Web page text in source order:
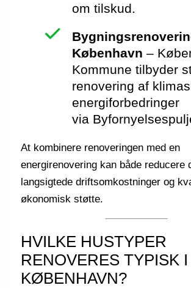
om tilskud.
København –
Kommune tilbyder
renovering af
energiforbedringer
via
At kombinere renoveringen med en
energirenovering kan både reducere
langsigtede driftsomkostninger og
økonomisk støtte.
HVILKE HUSTYPER
RENOVERES TYPISK I
KØBENHAVN?